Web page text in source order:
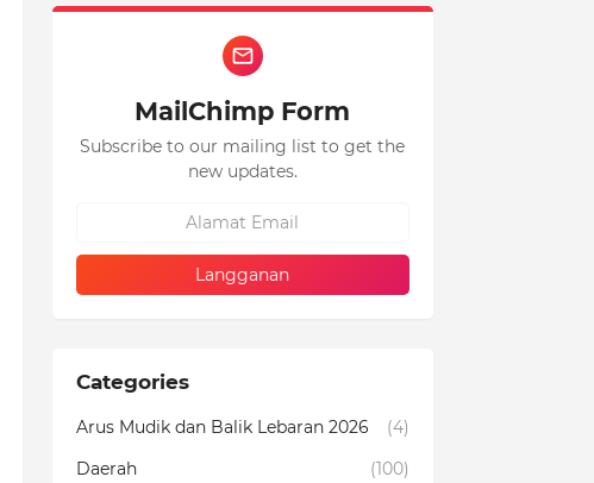
MailChimp Form
Subscribe to our mailing list to get the
new updates.
Categories
Arus Mudik dan Balik Lebaran 2026
(4)
Daerah
(100)